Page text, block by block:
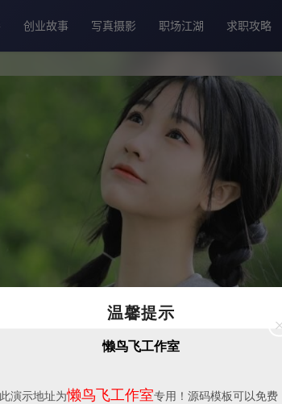
温馨提示
懒鸟飞工作室
此演示地址为懒鸟飞工作室专用！源码模板可以免费